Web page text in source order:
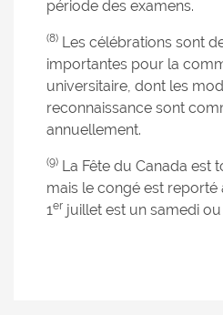
période des examens.
(8) Les célébrations sont
importantes pour la
universitaire, dont les
reconnaissance sont
annuellement.
(9) La Fête du Canada est
mais le congé est reporté
1er juillet est un samedi